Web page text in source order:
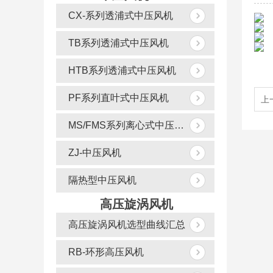
CX-系列透浦式中压风机
TB系列透浦式中压风机
HTB系列透浦式中压风机
PF系列直叶式中压风机
MS/FMS系列离心式中压风机
ZJ-中压风机
隔热型中压风机
高压旋涡风机
高压旋涡风机选型曲线汇总
RB-环形高压风机